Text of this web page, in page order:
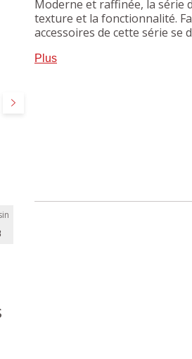
Suivant
Moderne et raffinée, la série
texture et la fonctionnalité.
accessoires de cette série
rainures verticales
Plus